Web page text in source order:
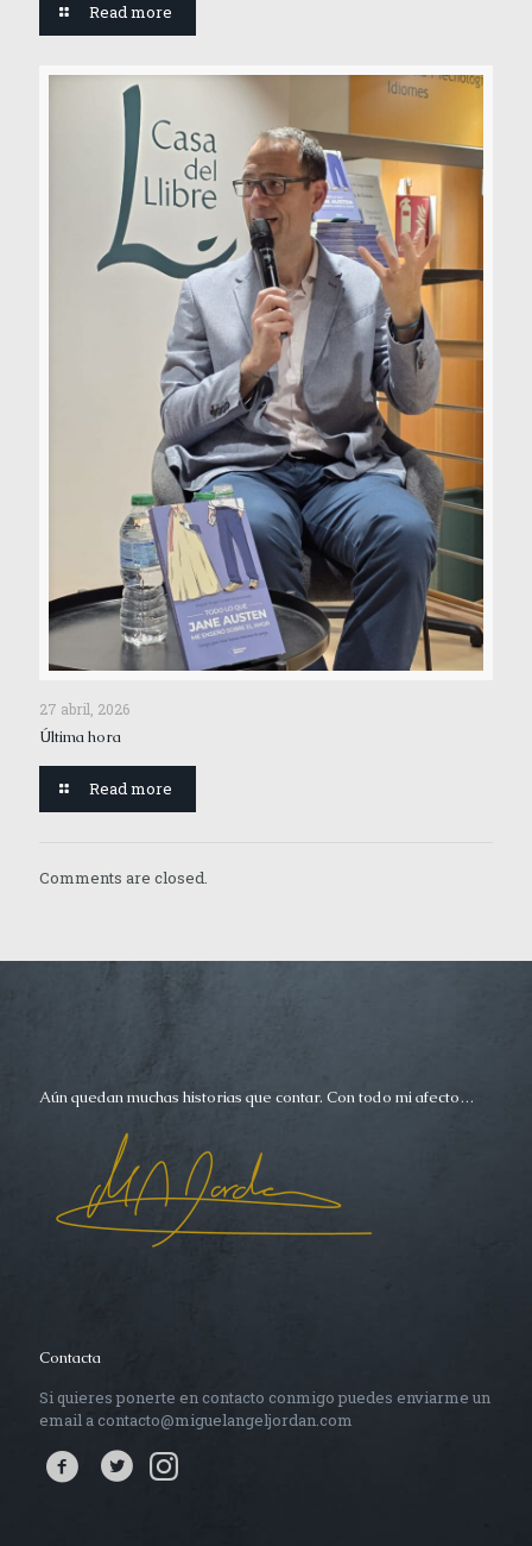
Read more
27 abril, 2026
Última hora
Read more
Comments are closed.
Aún quedan muchas historias que contar. Con todo mi afecto…
Contacta
Si quieres ponerte en contacto conmigo puedes enviarme un
email a contacto@miguelangeljordan.com